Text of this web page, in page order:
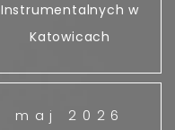
Instrumentalnych w
Katowicach
maj 2026